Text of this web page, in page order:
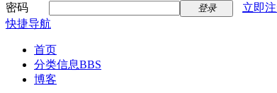
密码
登录
立即
快捷导航
首页
分类信息BBS
博客